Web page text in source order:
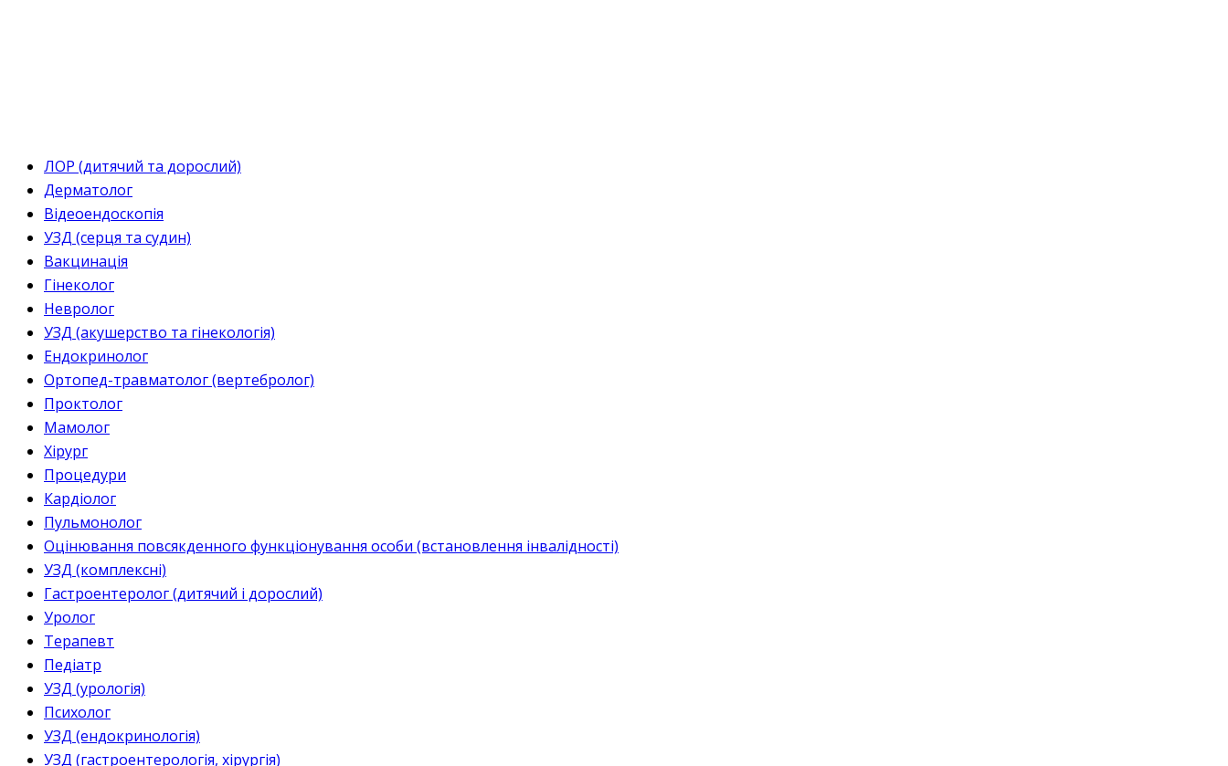
ЛОР (дитячий та дорослий)
Дерматолог
Відеоендоскопія
УЗД (серця та судин)
Вакцинація
Гінеколог
Невролог
УЗД (акушерство та гінекологія)
Ендокринолог
Ортопед-травматолог (вертебролог)
Проктолог
Мамолог
Хірург
Процедури
Кардіолог
Пульмонолог
Оцінювання повсякденного функціонування особи (встановлення інвалідності)
УЗД (комплексні)
Гастроентеролог (дитячий і дорослий)
Уролог
Терапевт
Педіатр
УЗД (урологія)
Психолог
УЗД (ендокринологія)
УЗД (гастроентерологія, хірургія)